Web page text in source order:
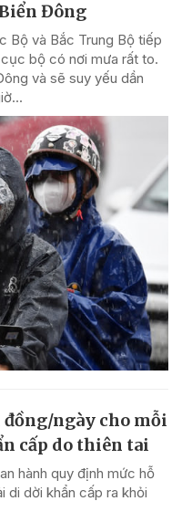
Đông
Bộ và Bắc Trung Bộ tiếp
bộ có nơi mưa rất to.
và sẽ suy yếu dần
đồng/ngày cho mỗi
cấp do thiên tai
hành quy định mức hỗ
di dời khẩn cấp ra khỏi